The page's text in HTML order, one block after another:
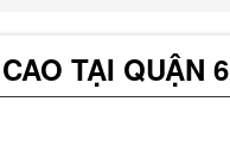
TẠI QUẬN 6